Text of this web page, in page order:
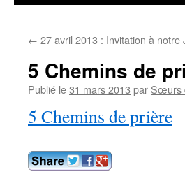
← 27 avril 2013 : Invitation à notre
5 Chemins de
Publié le31 mars 2013 par Sœurs
5 Chemins de prière